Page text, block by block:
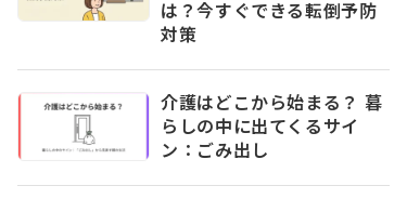
は？今すぐできる転倒予防
対策
介護はどこから始まる？ 暮
らしの中に出てくるサイ
ン：ごみ出し